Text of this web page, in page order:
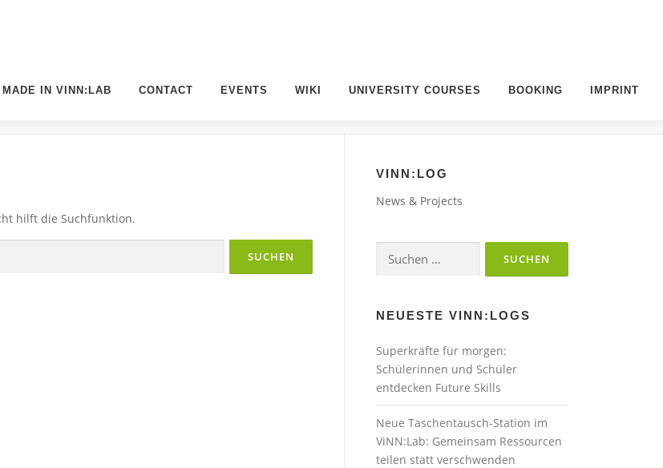
MADE IN VINN:LAB CONTACT EVENTS WIKI UNIVERSITY COURSES BOOKING IMPRINT
hilft die Suchfunktion.
VINN:LOG
News & Projects
Suchen
nach:
NEUESTE VINN:LOGS
Superkräfte für morgen:
Schülerinnen und Schüler
entdecken Future Skills
Neue Taschentausch-Station im
ViNN:Lab: Gemeinsam Ressourcen
teilen statt verschwenden